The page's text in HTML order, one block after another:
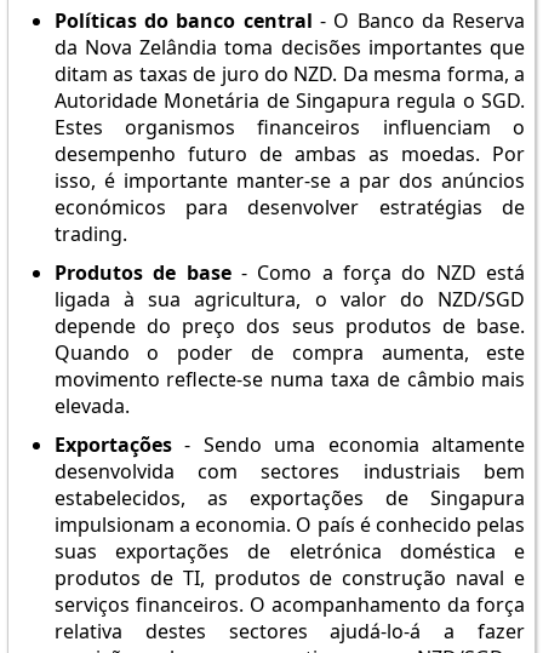
Políticas do banco central - O Banco da Reserva
da Nova Zelândia toma decisões importantes que
ditam as taxas de juro do NZD. Da mesma forma, a
Autoridade Monetária de Singapura regula o SGD.
Estes organismos financeiros influenciam o
desempenho futuro de ambas as moedas. Por
isso, é importante manter-se a par dos anúncios
económicos para desenvolver estratégias de
trading.
Produtos de base- Como a força do NZD está
ligada à sua agricultura, o valor do NZD/SGD
depende do preço dos seus produtos de base.
Quando o poder de compra aumenta, este
movimento reflecte-se numa taxa de câmbio mais
elevada.
Exportações- Sendo uma economia altamente
desenvolvida com sectores industriais bem
estabelecidos, as exportações de Singapura
impulsionam a economia. O país é conhecido pelas
suas exportações de eletrónica doméstica e
produtos de TI, produtos de construção naval e
serviços financeiros. O acompanhamento da força
relativa destes sectores ajudá-lo-á a fazer